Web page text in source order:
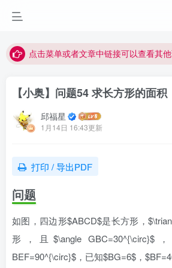
点击菜单或者文章中链接可以查看其
视频无法观看的微信发消息给邱老师重
【小奥】问题54 求长方形的面积
邱福星
1月14日 16:43更新
打印 / 导出PDF
问题
如图，四边形$ABCD$是长方形，
形，且$\angle GBC=30^{\circ}$，
BEF=90^{\circ}$，已知$BG=6$，